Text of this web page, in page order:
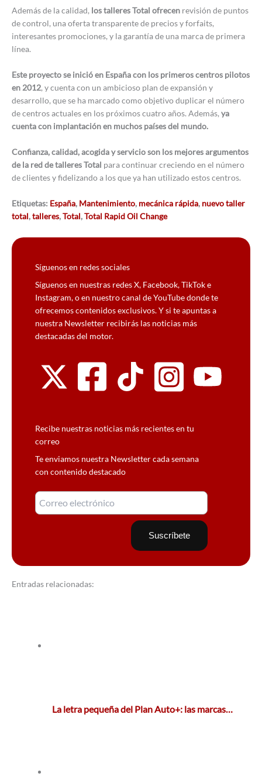
Además de la calidad, los talleres Total ofrecen revisión de puntos
de control, una oferta transparente de precios y forfaits,
interesantes promociones, y la garantía de una marca de primera
línea.
Este proyecto se inició en España con los primeros centros pilotos
en 2012, y cuenta con un ambicioso plan de expansión y
desarrollo, que se ha marcado como objetivo duplicar el número
de centros actuales en los próximos cuatro años. Además, ya
cuenta con implantación en muchos países del mundo.
Confianza, calidad, acogida y servicio son los mejores argumentos
de la red de talleres Total para continuar creciendo en el número
de clientes y fidelizando a los que ya han utilizado estos centros.
Etiquetas: España, Mantenimiento, mecánica rápida, nuevo taller
total,talleres,Total,Total Rapid Oil Change
Síguenos en redes sociales
Síguenos en nuestras redes X, Facebook, TikTok e
Instagram, o en nuestro canal de YouTube donde te
ofrecemos contenidos exclusivos. Y si te apuntas a
nuestra Newsletter recibirás las noticias más
destacadas del motor.
Recibe nuestras noticias más recientes en tu
correo
Te enviamos nuestra Newsletter cada semana
con contenido destacado
Entradas relacionadas:
La letra pequeña del Plan Auto+: las marcas…